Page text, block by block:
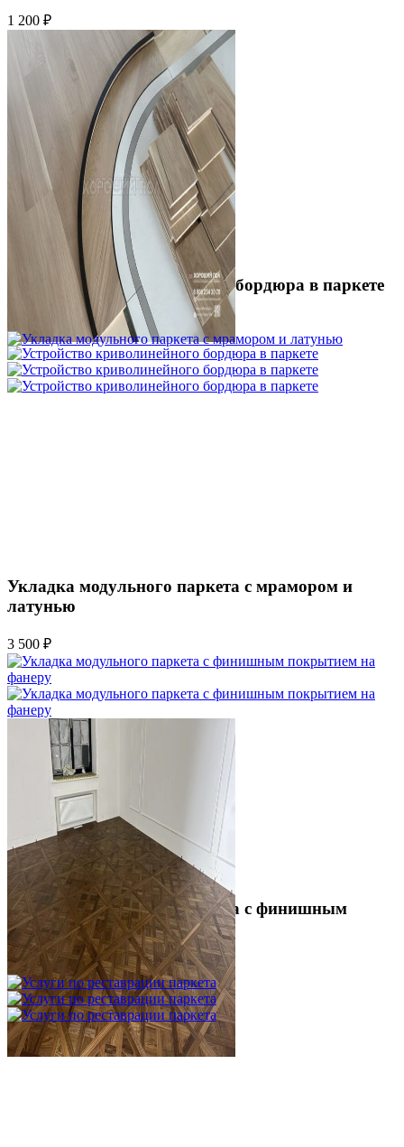
1 200 ₽
Устройство криволинейного бордюра в паркете
Укладка модульного паркета с мрамором и
латунью
3 500 ₽
Укладка модульного паркета с финишным
покрытием на фанеру
3 600 ₽